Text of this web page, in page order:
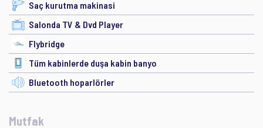
Saç kurutma makinasi
Salonda TV & Dvd Player
Flybridge
Tüm kabinlerde duşa kabin banyo
Bluetooth hoparlörler
Mutfak